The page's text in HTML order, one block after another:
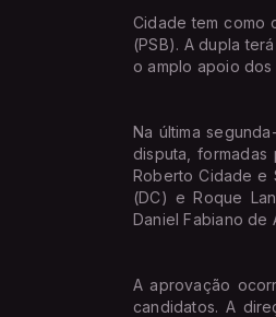
Cidade tem como
(PSB). A dupla
o amplo apoio dos
Na última
disputa,
Roberto Cidade e
(DC) e Roque
Daniel Fabiano de
A aprovação
candidatos. A